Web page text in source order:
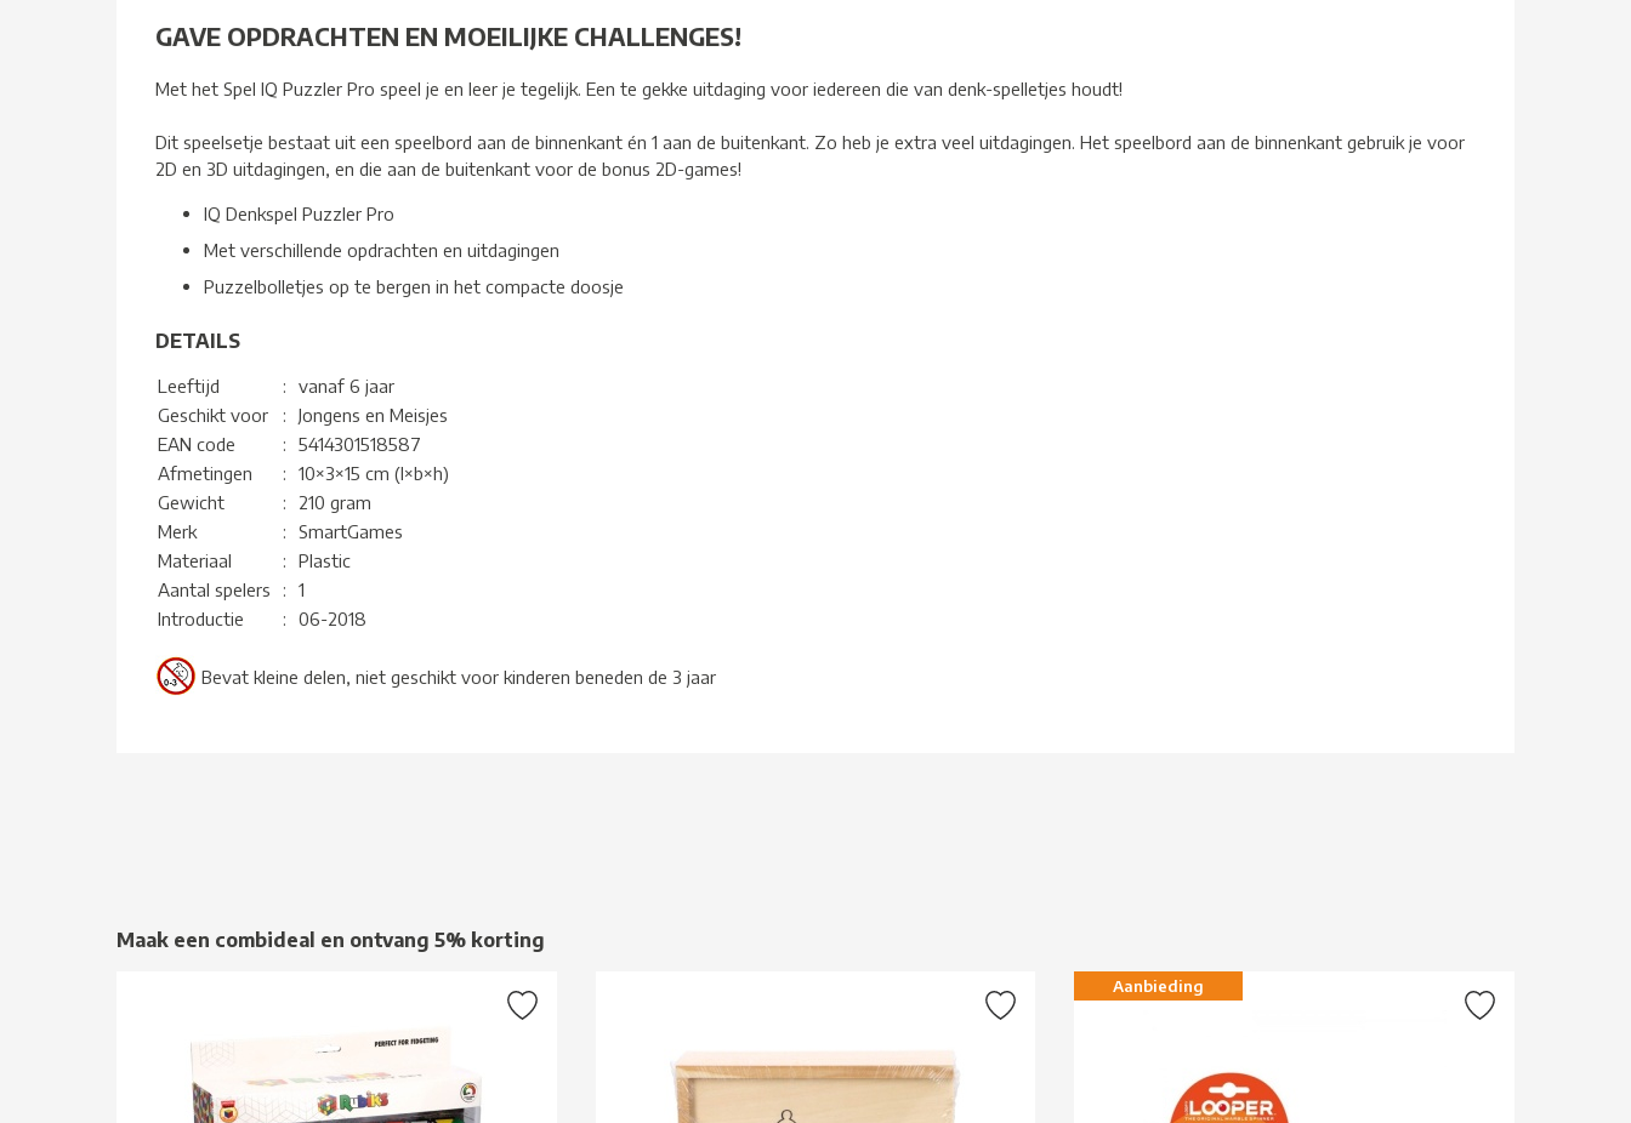
GAVE OPDRACHTEN EN MOEILIJKE CHALLENGES!
Met het Spel IQ Puzzler Pro speel je en leer je tegelijk. Een te gekke uitdaging voor iedereen die van denk-spelletjes houdt!
Dit speelsetje bestaat uit een speelbord aan de binnenkant én 1 aan de buitenkant. Zo heb je extra veel uitdagingen. Het speelbord aan de binnenkant gebruik je voor
2D en 3D uitdagingen, en die aan de buitenkant voor de bonus 2D-games!
IQ Denkspel Puzzler Pro
Met verschillende opdrachten en uitdagingen
Puzzelbolletjes op te bergen in het compacte doosje
DETAILS
Leeftijd :
vanaf 6 jaar
Geschikt voor
:
Jongens en Meisjes
EAN code
:
5414301518587
Afmetingen
:
10×3×15 cm (l×b×h)
Gewicht
:
210 gram
Merk
:
SmartGames
Materiaal
:
Plastic
Aantal spelers
:
1
Introductie
: 06-2018
Bevat kleine delen, niet geschikt voor kinderen beneden de 3 jaar
Maak een combideal en ontvang 5% korting
Aanbieding